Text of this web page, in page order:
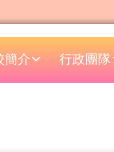
簡介 行政團隊